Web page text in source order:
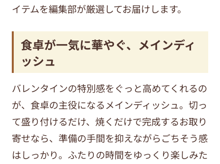
イテムを編集部が厳選してお届けします。
食卓が一気に華やぐ、メインディ
ッシュ
バレンタインの特別感をぐっと高めてくれるの
が、食卓の主役になるメインディッシュ。切っ
て盛り付けるだけ、焼くだけで完成するお取り
寄せなら、準備の手間を抑えながらごちそう感
はしっかり。ふたりの時間をゆっくり楽しみた